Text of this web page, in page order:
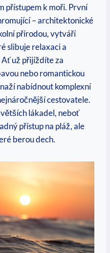
přístupem k moři. První
– architektonické
přírodou, vytváří
slibuje relaxaci a
už přijíždíte za
nebo romantickou
nabídnout komplexní
cestovatele.
lákadel, neboť
přístup na pláž, ale
berou dech.